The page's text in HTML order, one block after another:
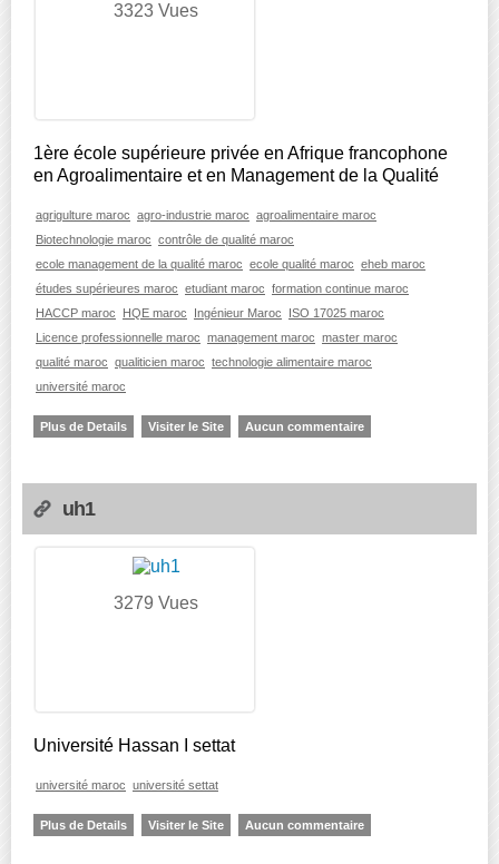
3323 Vues
1ère école supérieure privée en Afrique francophone
en Agroalimentaire et en Management de la Qualité
agrigulture maroc agro-industrie maroc agroalimentaire maroc
Biotechnologie maroc contrôle de qualité maroc
ecole management de la qualité maroc ecole qualité maroc eheb maroc
études supérieures maroc etudiant maroc formation continue maroc
HACCP maroc
HQE maroc Ingénieur Maroc
ISO 17025 maroc
Licence professionnelle maroc management maroc master maroc
qualité maroc qualiticien maroc technologie alimentaire maroc
université maroc
Plus de Details Visiter le Site Aucun commentaire
uh1
3279 Vues
Université Hassan I settat
université maroc université settat
Plus de Details Visiter le Site Aucun commentaire